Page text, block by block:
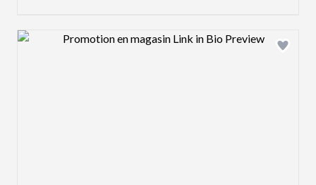
Design preview image